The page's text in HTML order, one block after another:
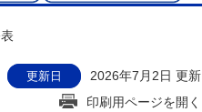
更新日
2026年7月2日 更新
印刷用ページを開く